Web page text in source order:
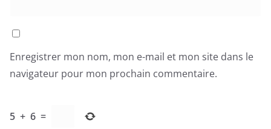
Enregistrer mon nom, mon e-mail et mon site dans le
navigateur pour mon prochain commentaire.
5 + 6 =